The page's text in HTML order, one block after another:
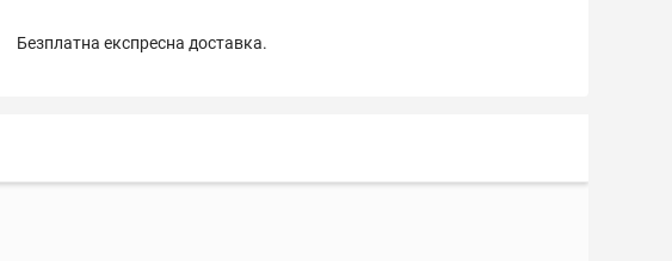
Безплатна експресна доставка.